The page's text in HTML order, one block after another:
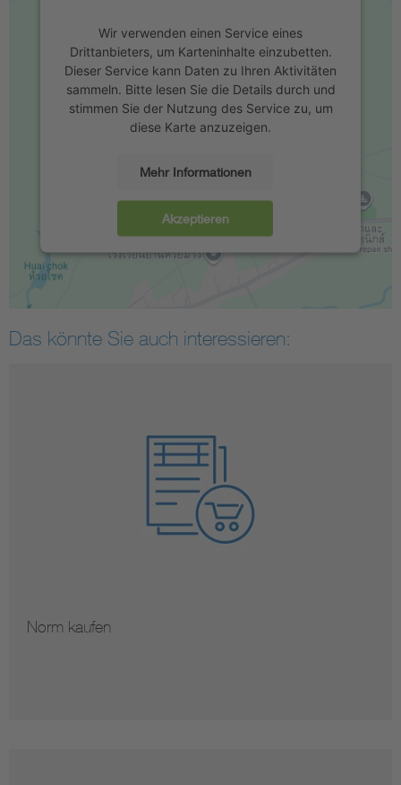
Wir verwenden einen Service eines
Drittanbieters, um Karteninhalte einzubetten.
Dieser Service kann Daten zu Ihren Aktivitäten
sammeln. Bitte lesen Sie die Details durch und
stimmen Sie der Nutzung des Service zu, um
diese Karte anzuzeigen.
Mehr Informationen
Akzeptieren
Das könnte Sie auch interessieren:
Norm kaufen